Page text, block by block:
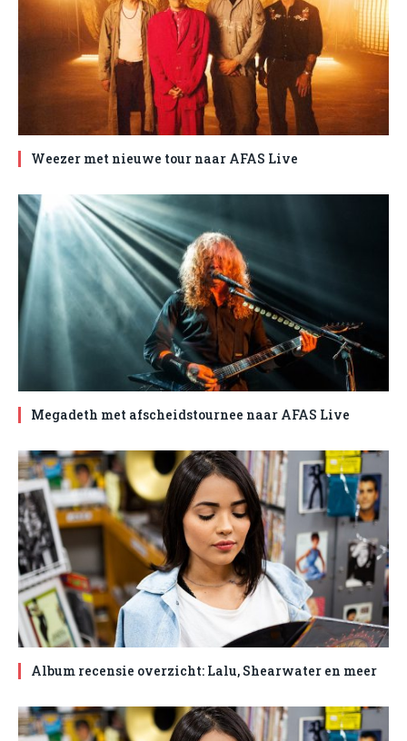
Weezer met nieuwe tour naar AFAS Live
Megadeth met afscheidstournee naar AFAS Live
Album recensie overzicht: Lalu, Shearwater en meer